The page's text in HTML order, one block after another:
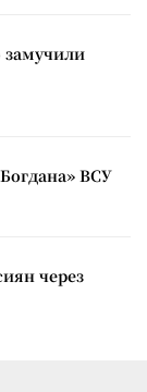
замучили
ВСУ
через